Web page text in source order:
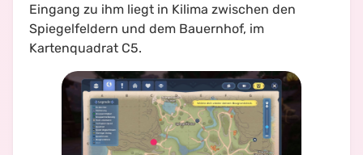
Eingang zu ihm liegt in Kilima zwischen den
Spiegelfeldern und dem Bauernhof, im
Kartenquadrat C5.